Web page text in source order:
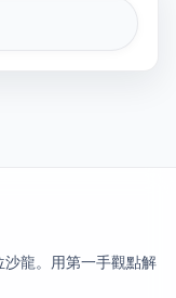
龍。用第一手觀點解